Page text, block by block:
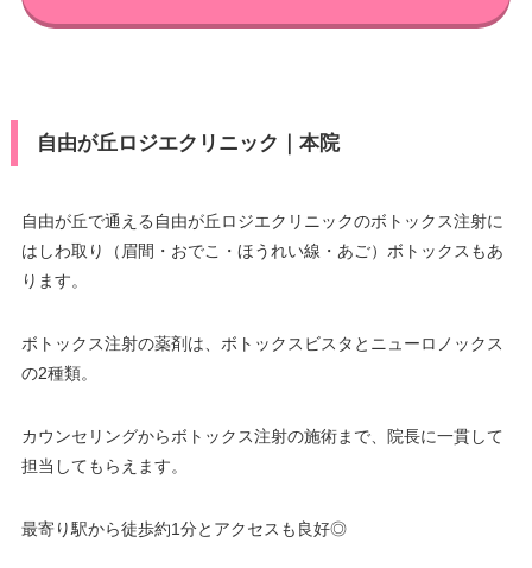
自由が丘ロジエクリニック｜本院
自由が丘で通える自由が丘ロジエクリニックのボトックス注射に
はしわ取り（眉間・おでこ・ほうれい線・あご）ボトックスもあ
ります。
ボトックス注射の薬剤は、ボトックスビスタとニューロノックス
の2種類。
カウンセリングからボトックス注射の施術まで、院長に一貫して
担当してもらえます。
最寄り駅から徒歩約1分とアクセスも良好◎